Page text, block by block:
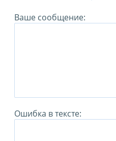
Ваше сообщение:
Ошибка в тексте: